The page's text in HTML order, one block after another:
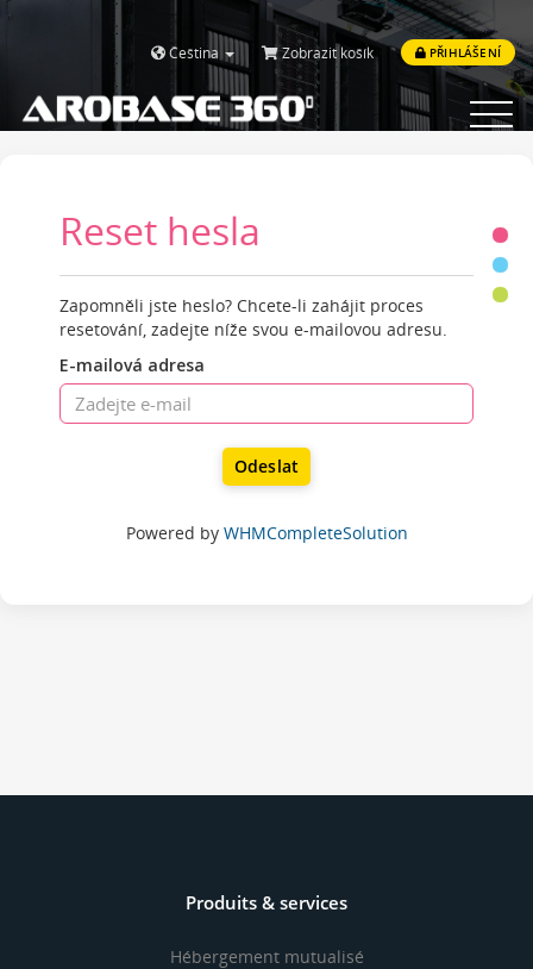
Čeština Zobrazit košík PŘIHLÁŠENÍ
Toggle
Reset hesla
Zapomněli jste heslo? Chcete-li zahájit proces
resetování, zadejte níže svou e-mailovou adresu.
E-mailová adresa
Odeslat
Powered by WHMCompleteSolution
Produits & services
Hébergement mutualisé